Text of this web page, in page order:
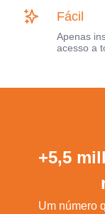
Fácil
Apenas
acesso a
+5,5
Um número